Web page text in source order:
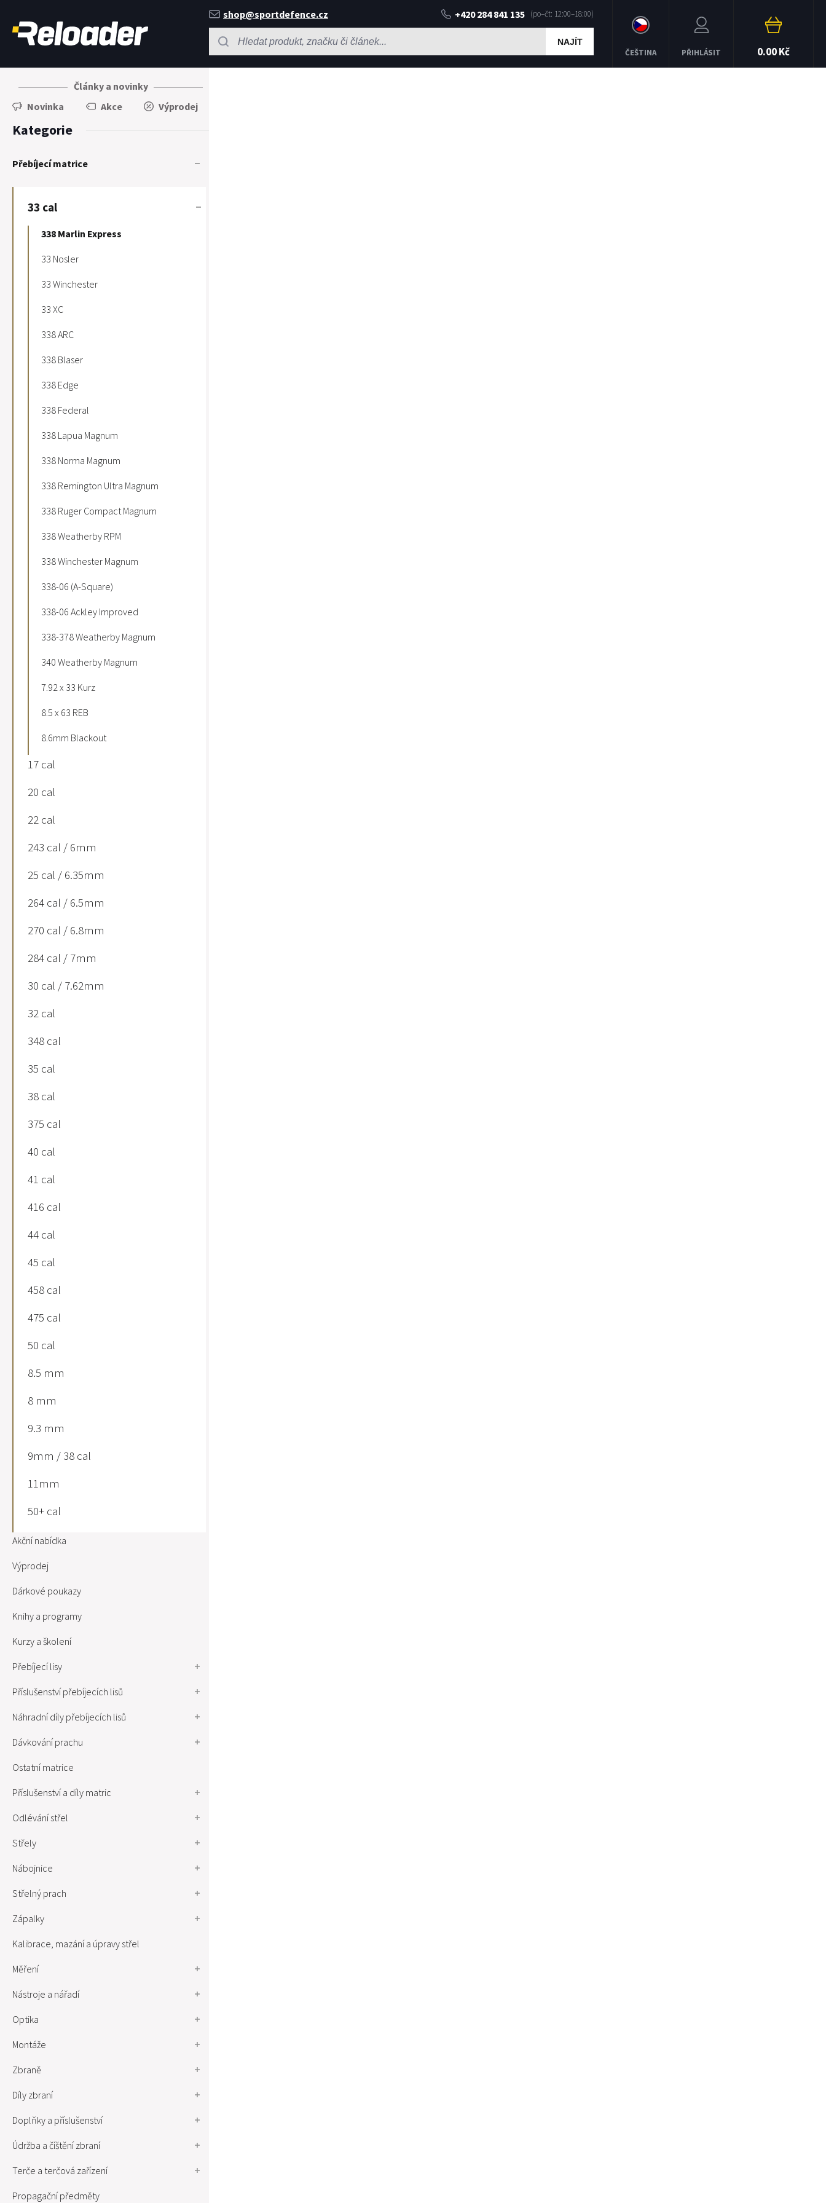
shop@sportdefence.cz +420 284 841 135
NAJÍT
ČEŠTINA PŘIHLÁSIT 0.00 Kč
Články a novinky
Novinka
Akce Výprodej
Kategorie
Přebíjecí matrice
33 cal
338 Marlin Express
33 Nosler
33 Winchester
33 XC
338 ARC
338 Blaser
338 Edge
338 Federal
338 Lapua Magnum
338 Norma Magnum
338 Remington Ultra Magnum
338 Ruger Compact Magnum
338 Weatherby RPM
338 Winchester Magnum
338-06 (A-Square)
338-06 Ackley Improved
338-378 Weatherby Magnum
340 Weatherby Magnum
7.92 x 33 Kurz
8.5 x 63 REB
8.6mm Blackout
17 cal
20 cal
22 cal
243 cal / 6mm
25 cal / 6.35mm
264 cal / 6.5mm
270 cal / 6.8mm
284 cal / 7mm
30 cal / 7.62mm
32 cal
348 cal
35 cal
38 cal
375 cal
40 cal
41 cal
416 cal
44 cal
45 cal
458 cal
475 cal
50 cal
8.5 mm
8 mm
9.3 mm
9mm / 38 cal
11mm
50+ cal
Akční nabídka
Výprodej
Dárkové poukazy
Knihy a programy
Kurzy a školení
Přebíjecí lisy
Příslušenství přebíjecích lisů
Náhradní díly přebíjecích lisů
Dávkování prachu
Ostatní matrice
Příslušenství a díly matric
Odlévání střel
Střely
Nábojnice
Střelný prach
Zápalky
Kalibrace, mazání a úpravy střel
Měření
Nástroje a nářadí
Optika
Montáže
Zbraně
Díly zbraní
Doplňky a příslušenství
Údržba a číštění zbraní
Terče a terčová zařízení
Propagační předměty